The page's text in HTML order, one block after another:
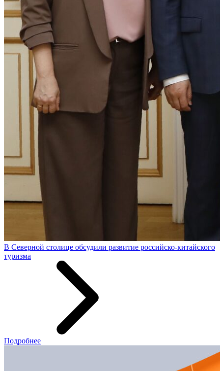
В Северной столице обсудили развитие российско-китайского
туризма
Подробнее